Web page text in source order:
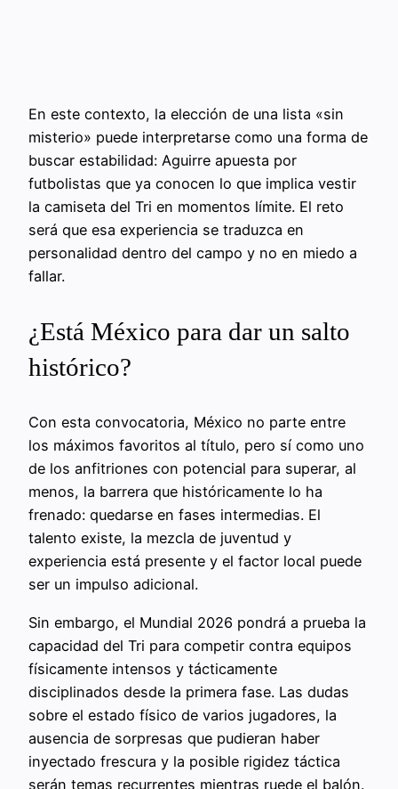
En este contexto, la elección de una lista «sin
misterio» puede interpretarse como una forma de
buscar estabilidad: Aguirre apuesta por
futbolistas que ya conocen lo que implica vestir
la camiseta del Tri en momentos límite. El reto
será que esa experiencia se traduzca en
personalidad dentro del campo y no en miedo a
fallar.
¿Está México para dar un salto
histórico?
Con esta convocatoria, México no parte entre
los máximos favoritos al título, pero sí como uno
de los anfitriones con potencial para superar, al
menos, la barrera que históricamente lo ha
frenado: quedarse en fases intermedias. El
talento existe, la mezcla de juventud y
experiencia está presente y el factor local puede
ser un impulso adicional.
Sin embargo, el Mundial 2026 pondrá a prueba la
capacidad del Tri para competir contra equipos
físicamente intensos y tácticamente
disciplinados desde la primera fase. Las dudas
sobre el estado físico de varios jugadores, la
ausencia de sorpresas que pudieran haber
inyectado frescura y la posible rigidez táctica
serán temas recurrentes mientras ruede el balón.